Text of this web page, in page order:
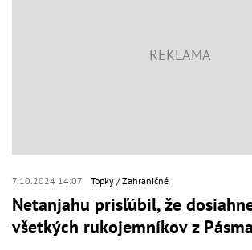
7.10.2024 14:07 Topky Zahraničné
Netanjahu prisľúbil, že
všetkých rukojemníkov z